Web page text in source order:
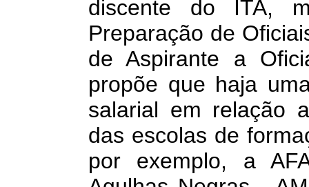
discente do ITA,
Preparação de
de Aspirante a
propõe que haja
salarial em relação
das escolas de
por exemplo, a